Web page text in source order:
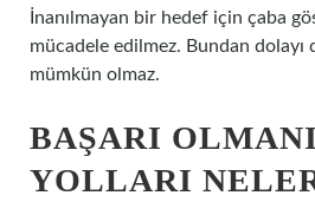
İnanılmayan bir hedef için çaba
mücadele edilmez. Bundan dolayı
mümkün olmaz.
BAŞARI
YOLLARI